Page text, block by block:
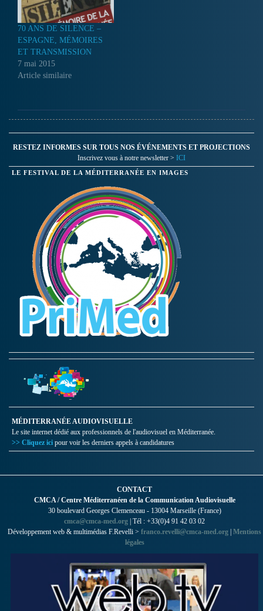
70 ANS DE SILENCE –
ESPAGNE, MÉMOIRES
ET TRANSMISSION
7 mai 2015
Article similaire
RESTEZ INFORMES SUR TOUS NOS ÉVÉNEMENTS ET PROJECTIONS
Inscrivez vous à notre newsletter > ICI
LE FESTIVAL DE LA MÉDITERRANÉE EN IMAGES
MÉDITERRANÉE AUDIOVISUELLE
Le site internet dédié aux professionnels de l'audiovisuel en Méditerranée.
>> Cliquez ici pour voir les derniers appels à candidatures
CONTACT
CMCA / Centre Méditerranéen de la Communication Audiovisuelle
30 boulevard Georges Clemenceau - 13004 Marseille (France)
cmca@cmca-med.org | Tél : +33(0)4 91 42 03 02
Développement web & multimédias F.Revelli > franco.revelli@cmca-med.org | Mentions
légales